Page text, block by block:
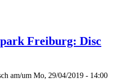
Freiburg: Disc
am/um Mo, 29/04/2019 - 14:00